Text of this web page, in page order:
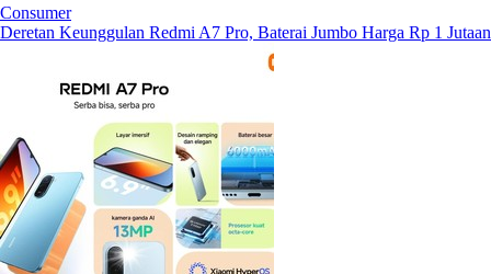
Consumer
Deretan Keunggulan Redmi A7 Pro, Baterai Jumbo Harga Rp 1 Jutaan